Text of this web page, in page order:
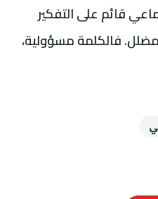
قائم على التفكير
فالكلمة مسؤولية،